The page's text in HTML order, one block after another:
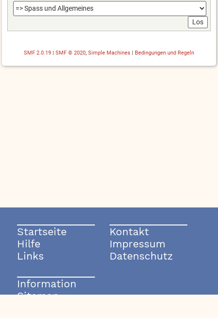
SMF 2.0.19 | SMF © 2020, Simple Machines | Bedingungen und Regeln
Startseite
Hilfe
Links
Kontakt
Impressum
Datenschutz
Information
Sitemap